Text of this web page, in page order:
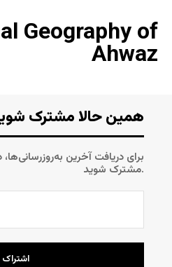
Geography of
Ahwaz
همین حالا مشترک
برای دریافت آخرین
مشترک شوید.
اشتراک